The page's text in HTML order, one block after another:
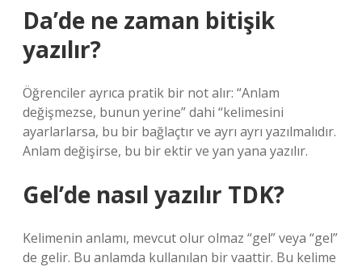
Da’de ne zaman bitişik
yazılır?
Öğrenciler ayrıca pratik bir not alır: “Anlam
değişmezse, bunun yerine” dahi “kelimesini
ayarlarlarsa, bu bir bağlaçtır ve ayrı ayrı yazılmalıdır.
Anlam değişirse, bu bir ektir ve yan yana yazılır.
Gel’de nasıl yazılır TDK?
Kelimenin anlamı, mevcut olur olmaz “gel” veya “gel”
de gelir. Bu anlamda kullanılan bir vaattir. Bu kelime